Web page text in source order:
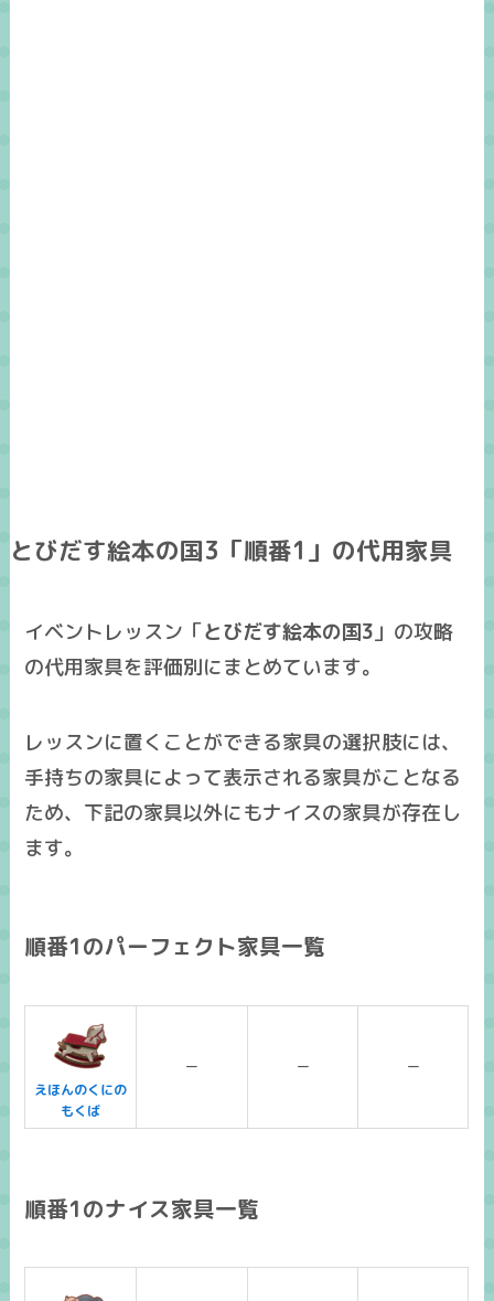
とびだす絵本の国3「順番1」の代用家具
イベントレッスン「とびだす絵本の国3」の攻略
の代用家具を評価別にまとめています。
レッスンに置くことができる家具の選択肢には、
手持ちの家具によって表示される家具がことなる
ため、下記の家具以外にもナイスの家具が存在し
ます。
順番1のパーフェクト家具一覧
えほんのくにの
もくば
ー ー ー
順番1のナイス家具一覧